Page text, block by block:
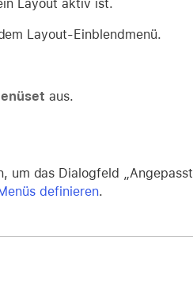
Layout aktiv ist.
Layout-Einblendmenü.
aus.
um das Dialogfeld
definieren.